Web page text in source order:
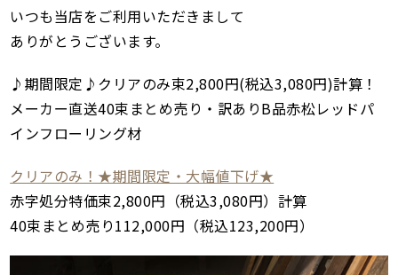
いつも当店をご利用いただきまして
ありがとうございます。
♪期間限定♪クリアのみ束2,800円(税込3,080円)計算！
メーカー直送40束まとめ売り・訳ありB品赤松レッドパ
インフローリング材
クリアのみ！★期間限定・大幅値下げ★
赤字処分特価束2,800円（税込3,080円）計算
40束まとめ売り112,000円（税込123,200円）